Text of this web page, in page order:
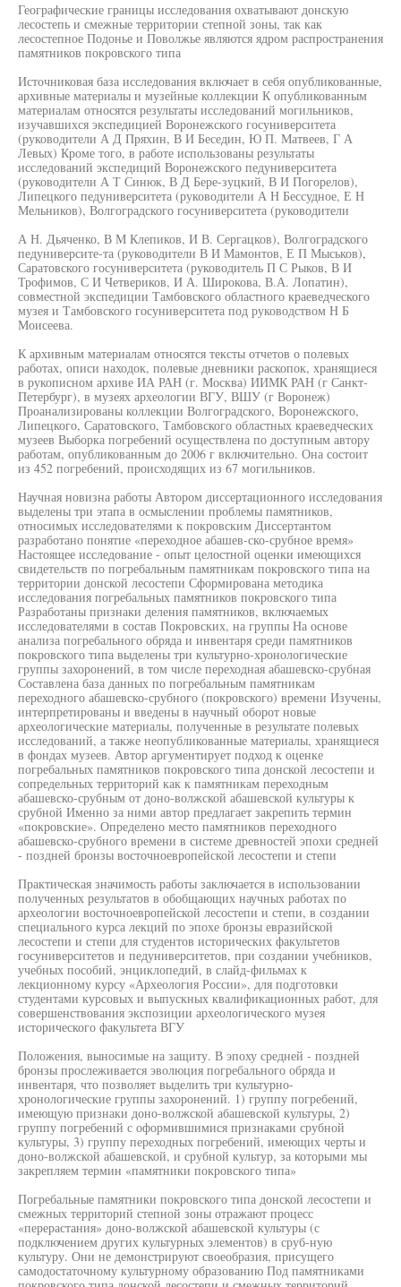
Географические границы исследования охватывают донскую
лесостепь и смежные территории степной зоны, так как
лесостепное Подонье и Поволжье являются ядром распространения
памятников покровского типа
Источниковая база исследования включает в себя опубликованные,
архивные материалы и музейные коллекции К опубликованным
материалам относятся результаты исследований могильников,
изучавшихся экспедицией Воронежского госуниверситета
(руководители А Д Пряхин, В И Беседин, Ю П. Матвеев, Г А
Левых) Кроме того, в работе использованы результаты
исследований экспедиций Воронежского педуниверситета
(руководители А Т Синюк, В Д Бере-зуцкий, В И Погорелов),
Липецкого педуниверситета (руководители А Н Бессудное, Е Н
Мельников), Волгоградского госуниверситета (руководители
А Н. Дьяченко, В М Клепиков, И В. Сергацков), Волгоградского
педуниверсите-та (руководители В И Мамонтов, Е П Мыськов),
Саратовского госуниверситета (руководитель П С Рыков, В И
Трофимов, С И Четвериков, И А. Широкова, В.А. Лопатин),
совместной экспедиции Тамбовского областного краеведческого
музея и Тамбовского госуниверситета под руководством Н Б
Моисеева.
К архивным материалам относятся тексты отчетов о полевых
работах, описи находок, полевые дневники раскопок, хранящиеся
в рукописном архиве ИА РАН (г. Москва) ИИМК РАН (г Санкт-
Петербург), в музеях археологии ВГУ, ВШУ (г Воронеж)
Проанализированы коллекции Волгоградского, Воронежского,
Липецкого, Саратовского, Тамбовского областных краеведческих
музеев Выборка погребений осуществлена по доступным автору
работам, опубликованным до 2006 г включительно. Она состоит
из 452 погребений, происходящих из 67 могильников.
Научная новизна работы Автором диссертационного исследования
выделены три этапа в осмыслении проблемы памятников,
относимых исследователями к покровским Диссертантом
разработано понятие «переходное абашев-ско-срубное время»
Настоящее исследование - опыт целостной оценки имеющихся
свидетельств по погребальным памятникам покровского типа на
территории донской лесостепи Сформирована методика
исследования погребальных памятников покровского типа
Разработаны признаки деления памятников, включаемых
исследователями в состав Покровских, на группы На основе
анализа погребального обряда и инвентаря среди памятников
покровского типа выделены три культурно-хронологические
группы захоронений, в том числе переходная абашевско-срубная
Составлена база данных по погребальным памятникам
переходного абашевско-срубного (покровского) времени Изучены,
интерпретированы и введены в научный оборот новые
археологические материалы, полученные в результате полевых
исследований, а также неопубликованные материалы, хранящиеся
в фондах музеев. Автор аргументирует подход к оценке
погребальных памятников покровского типа донской лесостепи и
сопредельных территорий как к памятникам переходным
абашевско-срубным от доно-волжской абашевской культуры к
срубной Именно за ними автор предлагает закрепить термин
«покровские». Определено место памятников переходного
абашевско-срубного времени в системе древностей эпохи средней
- поздней бронзы восточноевропейской лесостепи и степи
Практическая значимость работы заключается в использовании
полученных результатов в обобщающих научных работах по
археологии восточноевропейской лесостепи и степи, в создании
специального курса лекций по эпохе бронзы евразийской
лесостепи и степи для студентов исторических факультетов
госуниверситетов и педуниверситетов, при создании учебников,
учебных пособий, энциклопедий, в слайд-фильмах к
лекционному курсу «Археология России», для подготовки
студентами курсовых и выпускных квалификационных работ, для
совершенствования экспозиции археологического музея
исторического факультета ВГУ
Положения, выносимые на защиту. В эпоху средней - поздней
бронзы прослеживается эволюция погребального обряда и
инвентаря, что позволяет выделить три культурно-
хронологические группы захоронений. 1) группу погребений,
имеющую признаки доно-волжской абашевской культуры, 2)
группу погребений с оформившимися признаками срубной
культуры, 3) группу переходных погребений, имеющих черты и
доно-волжской абашевской, и срубной культур, за которыми мы
закрепляем термин «памятники покровского типа»
Погребальные памятники покровского типа донской лесостепи и
смежных территорий степной зоны отражают процесс
«перерастания» доно-волжской абашевской культуры (с
подключением других культурных элементов) в сруб-ную
культуру. Они не демонстрируют своеобразия, присущего
самодостаточному культурному образованию Под памятниками